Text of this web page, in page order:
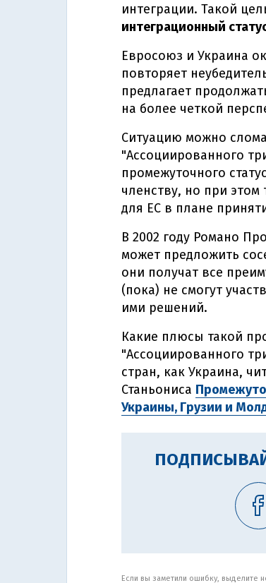
интеграции. Такой
интеграционный
Евросоюз и Украина
повторяет
предлагает
на более четкой
Ситуацию можно
"Ассоциированного
промежуточного
членству, но при
для ЕС в плане
В 2002 году Романо
может предложить
они получат все
(пока) не смогут
ими решений.
Какие плюсы такой
"Ассоциированного
стран, как Украина,
Станьониса
Украины, Грузии и
Если вы заметили ошибку, выделите